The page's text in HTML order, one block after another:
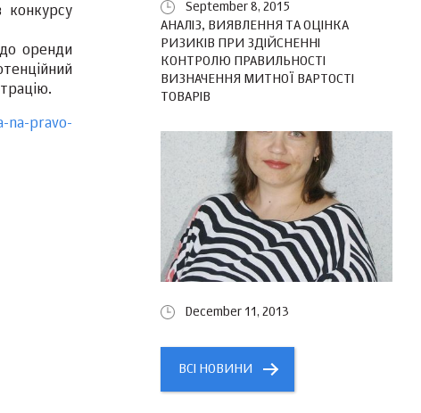
конкурсу
оренди
na-pravo-
September 8, 2015
АНАЛІЗ, ВИЯВЛЕННЯ ТА ОЦІНКА
РИЗИКІВ ПРИ ЗДІЙСНЕННІ
КОНТРОЛЮ ПРАВИЛЬНОСТІ
ВИЗНАЧЕННЯ МИТНОЇ ВАРТОСТІ
ТОВАРІВ
December 11, 2013
ВСІ НОВИНИ